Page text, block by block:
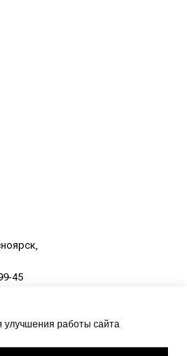
улучшения работы сайта
45
профессионального